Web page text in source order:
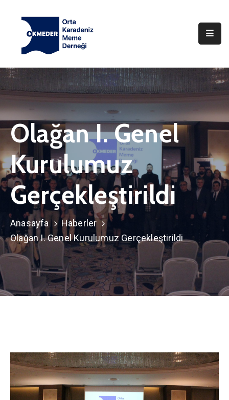
Anasayfa
Hakkımızda
Haberler
İletişim
Olağan I. Genel
Kurulumuz
Gerçekleştirildi
Anasayfa
Haberler
Olağan I. Genel Kurulumuz Gerçekleştirildi